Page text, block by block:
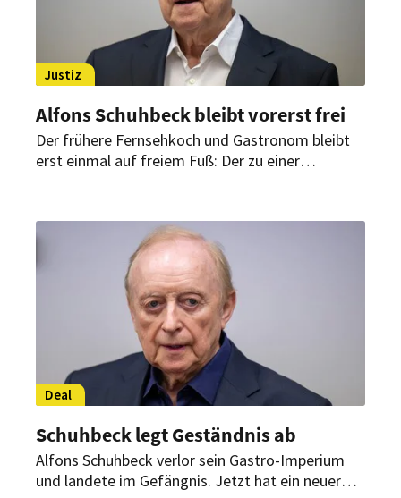
Justiz
Alfons Schuhbeck bleibt vorerst frei
Der frühere Fernsehkoch und Gastronom bleibt
erst einmal auf freiem Fuß: Der zu einer
von der Haft verschont.
Deal
Schuhbeck legt Geständnis ab
Alfons Schuhbeck verlor sein Gastro-Imperium
und landete im Gefängnis. Jetzt hat ein neuer